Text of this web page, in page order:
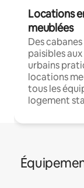
Locations
meublées
Des
paisibles
urbains
locations
tous les
logement